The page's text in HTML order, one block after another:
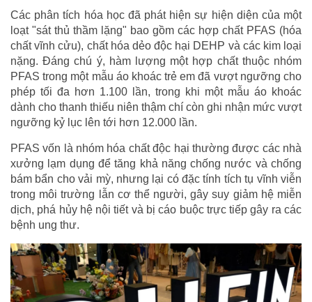
Các phân tích hóa học đã phát hiện sự hiện diện của một
loạt "sát thủ thầm lặng" bao gồm các hợp chất PFAS (hóa
chất vĩnh cửu), chất hóa dẻo độc hại DEHP và các kim loại
nặng. Đáng chú ý, hàm lượng một hợp chất thuộc nhóm
PFAS trong một mẫu áo khoác trẻ em đã vượt ngưỡng cho
phép tối đa hơn 1.100 lần, trong khi một mẫu áo khoác
dành cho thanh thiếu niên thậm chí còn ghi nhận mức vượt
ngưỡng kỷ lục lên tới hơn 12.000 lần.
PFAS vốn là nhóm hóa chất độc hại thường được các nhà
xưởng lạm dụng để tăng khả năng chống nước và chống
bám bẩn cho vải mỳ, nhưng lại có đặc tính tích tụ vĩnh viễn
trong môi trường lẫn cơ thể người, gây suy giảm hệ miễn
dịch, phá hủy hệ nội tiết và bị cáo buộc trực tiếp gây ra các
bệnh ung thư.